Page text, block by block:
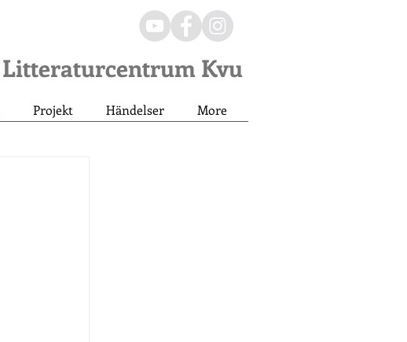
Litteraturcentrum Kvu
Projekt Händelser More